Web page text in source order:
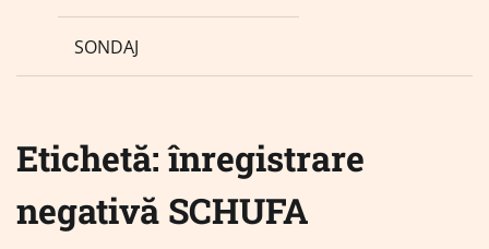
SONDAJ
Etichetă:înregistrare
negativă SCHUFA